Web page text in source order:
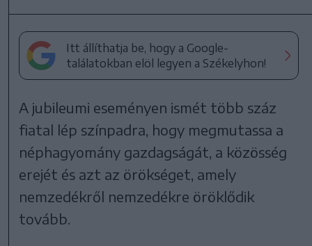
Itt állíthatja be, hogy a Google-
találatokban elöl legyen a Székelyhon!
A jubileumi eseményen ismét több száz
fiatal lép színpadra, hogy megmutassa a
néphagyomány gazdagságát, a közösség
erejét és azt az örökséget, amely
nemzedékről nemzedékre öröklődik
tovább.